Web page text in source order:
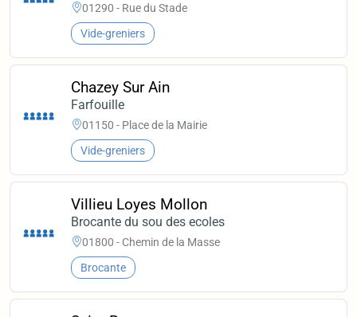
01290 - Rue du Stade
Vide-greniers
Chazey Sur Ain
Farfouille
01150 - Place de la Mairie
Vide-greniers
Villieu Loyes Mollon
Brocante du sou des ecoles
01800 - Chemin de la Masse
Brocante